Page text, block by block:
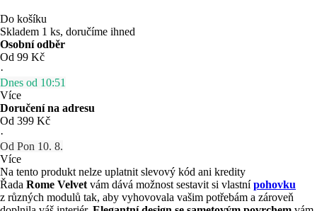
Do košíku
Skladem 1 ks, doručíme ihned
Osobní odběr
Od 99 Kč
·
Dnes od 10:51
Více
Doručení na adresu
Od 399 Kč
·
Od Pon 10. 8.
Více
Na tento produkt nelze uplatnit slevový kód ani kredity
Řada Rome Velvet vám dává možnost sestavit si vlastnípohovku
z různých modulů tak, aby vyhovovala vašim potřebám a zároveň